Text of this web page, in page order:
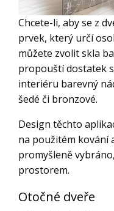
Chcete-li, aby se z
prvek, který určí
můžete zvolit skla
propouští dostatek
interiéru barevný
šedé či bronzové.
Design těchto
na použitém kování
promyšleně
prostorem.
Otočné dveře